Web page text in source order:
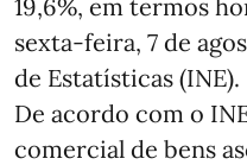
19,6%, em termos
sexta-feira, 7 de
de Estatísticas (INE).
De acordo com o
comercial de bens